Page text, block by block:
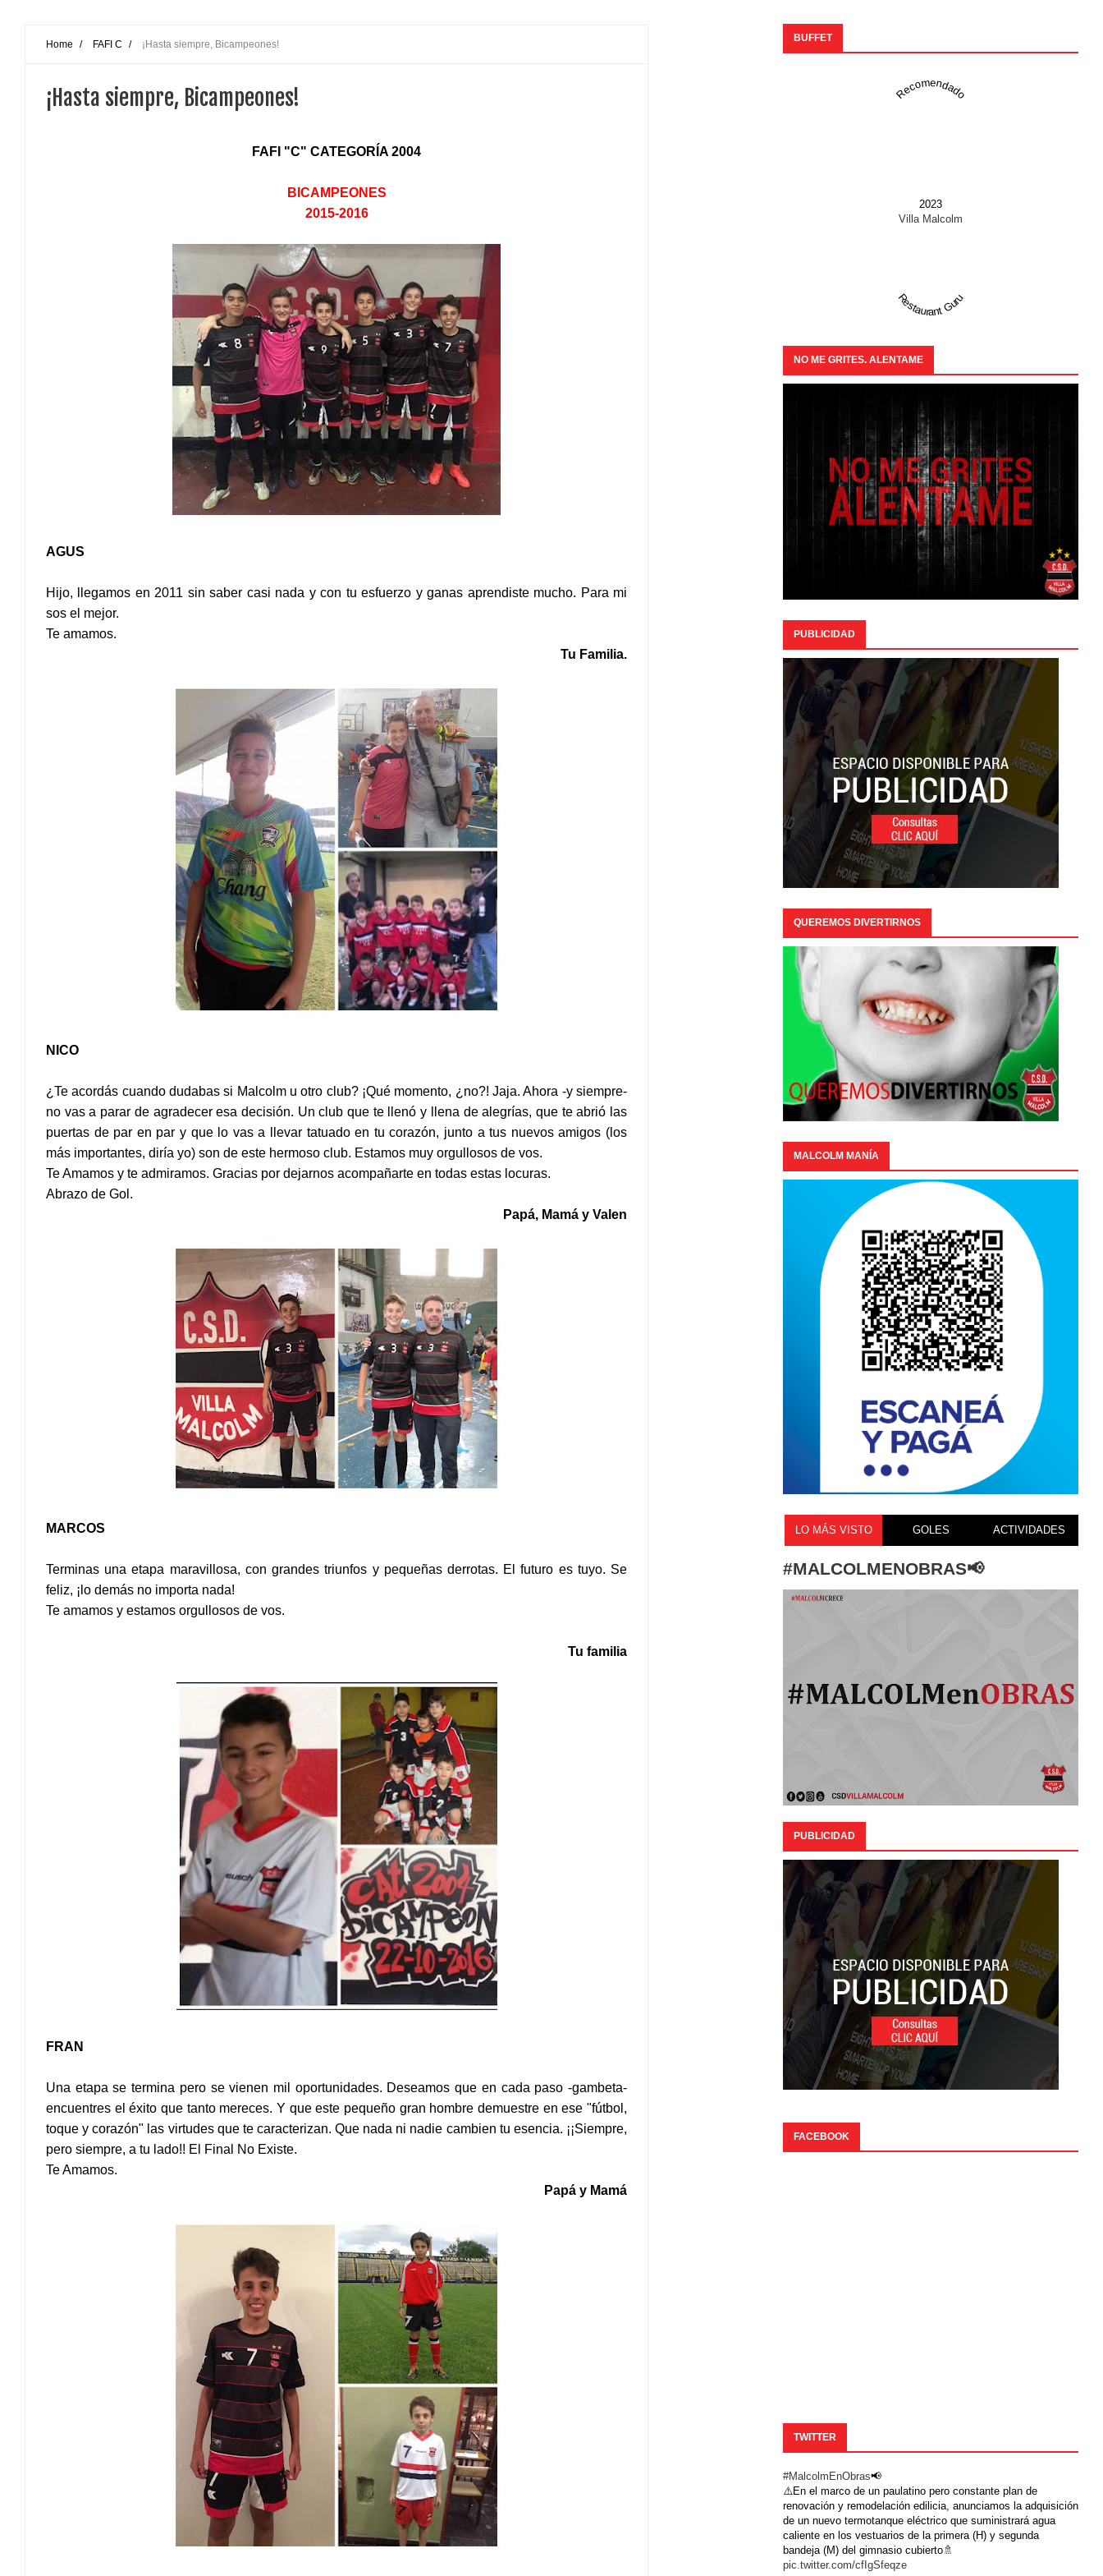
Home / FAFI C / ¡Hasta siempre, Bicampeones!
¡Hasta siempre, Bicampeones!
FAFI "C" CATEGORÍA 2004
BICAMPEONES
2015-2016
AGUS
Hijo, llegamos en 2011 sin saber casi nada y con tu esfuerzo y ganas aprendiste mucho. Para mi
sos el mejor.
Te amamos.
Tu Familia.
NICO
¿Te acordás cuando dudabas si Malcolm u otro club? ¡Qué momento, ¿no?! Jaja. Ahora -y siempre-
no vas a parar de agradecer esa decisión. Un club que te llenó y llena de alegrías, que te abrió las
puertas de par en par y que lo vas a llevar tatuado en tu corazón, junto a tus nuevos amigos (los
más importantes, diría yo) son de este hermoso club. Estamos muy orgullosos de vos.
Te Amamos y te admiramos. Gracias por dejarnos acompañarte en todas estas locuras.
Abrazo de Gol.
Papá, Mamá y Valen
MARCOS
Terminas una etapa maravillosa, con grandes triunfos y pequeñas derrotas. El futuro es tuyo. Se
feliz, ¡lo demás no importa nada!
Te amamos y estamos orgullosos de vos.
Tu familia
FRAN
Una etapa se termina pero se vienen mil oportunidades. Deseamos que en cada paso -gambeta-
encuentres el éxito que tanto mereces. Y que este pequeño gran hombre demuestre en ese "fútbol,
toque y corazón" las virtudes que te caracterizan. Que nada ni nadie cambien tu esencia. ¡¡Siempre,
pero siempre, a tu lado!! El Final No Existe.
Te Amamos.
Papá y Mamá
BUFFET
Recomendado
2023
Villa Malcolm
Restaurant Guru
NO ME GRITES. ALENTAME
PUBLICIDAD
QUEREMOS DIVERTIRNOS
MALCOLM MANÍA
LO MÁS VISTO GOLES ACTIVIDADES
#MALCOLMENOBRAS📢
PUBLICIDAD
FACEBOOK
TWITTER
#MalcolmEnObras📢
⚠️En el marco de un paulatino pero constante plan de
renovación y remodelación edilicia, anunciamos la adquisición
de un nuevo termotanque eléctrico que suministrará agua
caliente en los vestuarios de la primera (H) y segunda
bandeja (M) del gimnasio cubierto🚿
pic.twitter.com/cfIgSfeqze